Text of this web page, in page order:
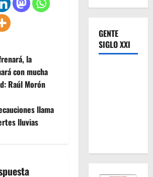
la
con mucha
Raúl Morón
llama
lluvias
GENTE
SIGLO XXI